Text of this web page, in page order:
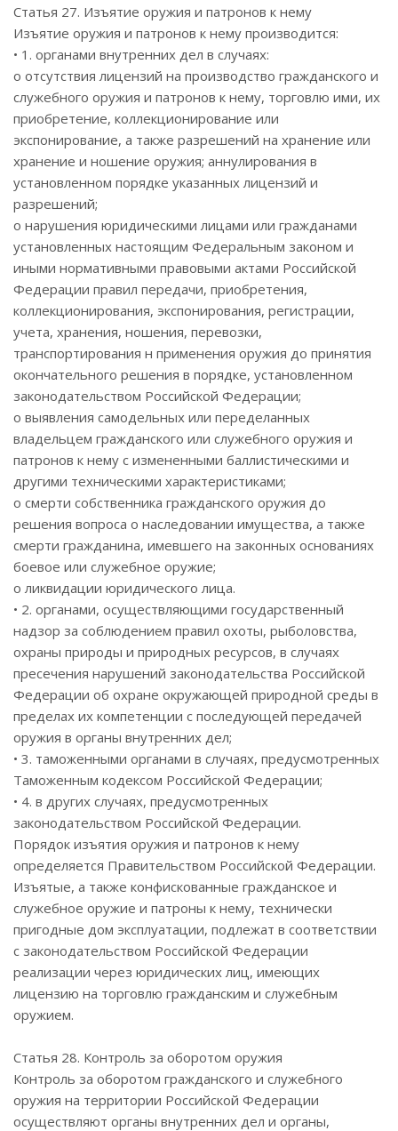
Статья 27. Изъятие оружия и патронов к нему
Изъятие оружия и патронов к нему производится:
• 1. органами внутренних дел в случаях:
o отсутствия лицензий на производство гражданского и
служебного оружия и патронов к нему, торговлю ими, их
приобретение, коллекционирование или
экспонирование, а также разрешений на хранение или
хранение и ношение оружия; аннулирования в
установленном порядке указанных лицензий и
разрешений;
o нарушения юридическими лицами или гражданами
установленных настоящим Федеральным законом и
иными нормативными правовыми актами Российской
Федерации правил передачи, приобретения,
коллекционирования, экспонирования, регистрации,
учета, хранения, ношения, перевозки,
транспортирования н применения оружия до принятия
окончательного решения в порядке, установленном
законодательством Российской Федерации;
o выявления самодельных или переделанных
владельцем гражданского или служебного оружия и
патронов к нему с измененными баллистическими и
другими техническими характеристиками;
o смерти собственника гражданского оружия до
решения вопроса о наследовании имущества, а также
смерти гражданина, имевшего на законных основаниях
боевое или служебное оружие;
o ликвидации юридического лица.
• 2. органами, осуществляющими государственный
надзор за соблюдением правил охоты, рыболовства,
охраны природы и природных ресурсов, в случаях
пресечения нарушений законодательства Российской
Федерации об охране окружающей природной среды в
пределах их компетенции с последующей передачей
оружия в органы внутренних дел;
• 3. таможенными органами в случаях, предусмотренных
Таможенным кодексом Российской Федерации;
• 4. в других случаях, предусмотренных
законодательством Российской Федерации.
Порядок изъятия оружия и патронов к нему
определяется Правительством Российской Федерации.
Изъятые, а также конфискованные гражданское и
служебное оружие и патроны к нему, технически
пригодные дом эксплуатации, подлежат в соответствии
с законодательством Российской Федерации
реализации через юридических лиц, имеющих
лицензию на торговлю гражданским и служебным
оружием.
Статья 28. Контроль за оборотом оружия
Контроль за оборотом гражданского и служебного
оружия на территории Российской Федерации
осуществляют органы внутренних дел и органы,